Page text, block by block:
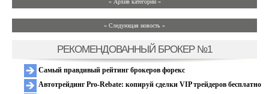
» Архив категории «
» Следующая новость »
РЕКОМЕНДОВАННЫЙ БРОКЕР №1
Самый правдивый рейтинг брокеров форекс
Автотрейдинг Pro-Rebate: копируй сделки VIP трейдеров бесплатно